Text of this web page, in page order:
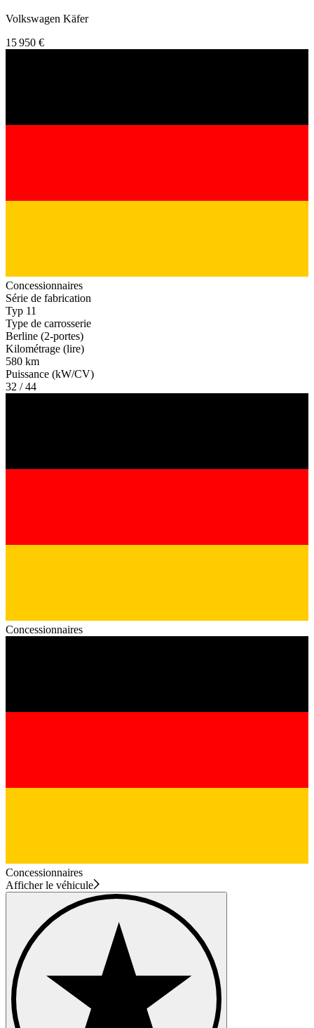
Volkswagen Käfer
15 950 €
Concessionnaires
Série de fabrication
Typ 11
Type de carrosserie
Berline (2-portes)
Kilométrage (lire)
580 km
Puissance (kW/CV)
32 / 44
Concessionnaires
Concessionnaires
Afficher le véhicule